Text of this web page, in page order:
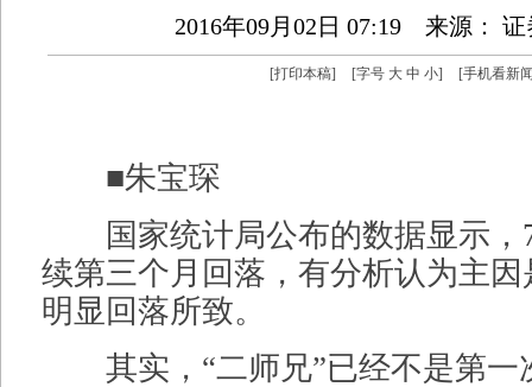
2016年09月02日 07:19 来源：
[打印本稿] [字号 大 中 小] [手机看新
■朱宝琛
国家统计局公布的数据显示，
续第三个月回落，有分析认为主
明显回落所致。
其实，“二师兄”已经不是第一